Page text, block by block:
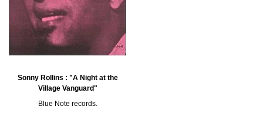
Sonny Rollins : "A Night at the
Village Vanguard"
Blue Note records.